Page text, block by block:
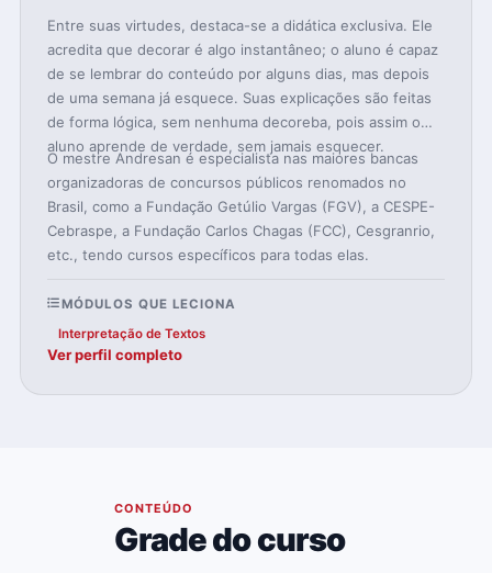
Entre suas virtudes, destaca-se a didática exclusiva. Ele
acredita que decorar é algo instantâneo; o aluno é capaz
de se lembrar do conteúdo por alguns dias, mas depois
de uma semana já esquece. Suas explicações são feitas
de forma lógica, sem nenhuma decoreba, pois assim o
aluno aprende de verdade, sem jamais esquecer.
O mestre Andresan é especialista nas maiores bancas
organizadoras de concursos públicos renomados no
Brasil, como a Fundação Getúlio Vargas (FGV), a CESPE-
Cebraspe, a Fundação Carlos Chagas (FCC), Cesgranrio,
etc., tendo cursos específicos para todas elas.
MÓDULOS QUE LECIONA
Interpretação de Textos
Ver perfil completo
CONTEÚDO
Grade do curso